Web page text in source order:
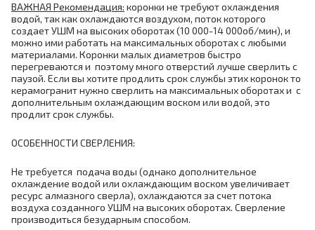
ВАЖНАЯ Рекомендация: коронки не требуют охлаждения
водой, так как охлаждаются воздухом, поток которого
создает УШМ на высоких оборотах (10 000-14 000об/мин), и
можно ими работать на максимальных оборотах с любыми
материалами. Коронки малых диаметров быстро
перегреваются и поэтому много отверстий лучше сверлить с
паузой. Если вы хотите продлить срок службы этих коронок то
керамогранит нужно сверлить на максимальных оборотах и с
дополнительным охлаждающим воском или водой, это
продлит срок службы.
ОСОБЕННОСТИ СВЕРЛЕНИЯ:
Не требуется подача воды (однако дополнительное
охлаждение водой или охлаждающим воском увеличивает
ресурс алмазного сверла), охлаждаются за счет потока
воздуха созданного УШМ на высоких оборотах. Сверление
производиться безударным способом.